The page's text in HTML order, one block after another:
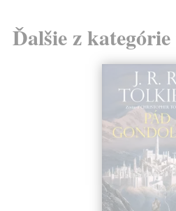
Ďalšie z